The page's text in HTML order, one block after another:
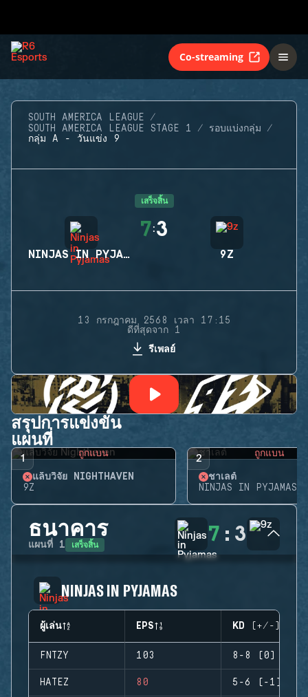
Co-streaming
SOUTH AMERICA LEAGUE
SOUTH AMERICA LEAGUE STAGE 1
รอบแบ่งกลุ่ม
กลุ่ม A - วันแข่ง 9
เสร็จสิ้น
NINJAS IN PYJAMAS
7:3
9Z
13 กรกฎาคม 2568 เวลา 17:15
ดีที่สุดจาก 1
รีเพลย์
สรุปการแข่งขัน
แผนที่
1 ถูกแบน
แล็บวิจัย NIGHTHAVEN
9Z
2 ถูกแบน
ชาเลต์
NINJAS IN PYJAMAS
ธนาคาร
แผนที่ 1 เสร็จสิ้น 7 : 3
NINJAS IN PYJAMAS
ผู้เล่น EPS KD (+/-)
FNTZY 103 8-8 (0)
HATEZ 80 5-6 (-1)